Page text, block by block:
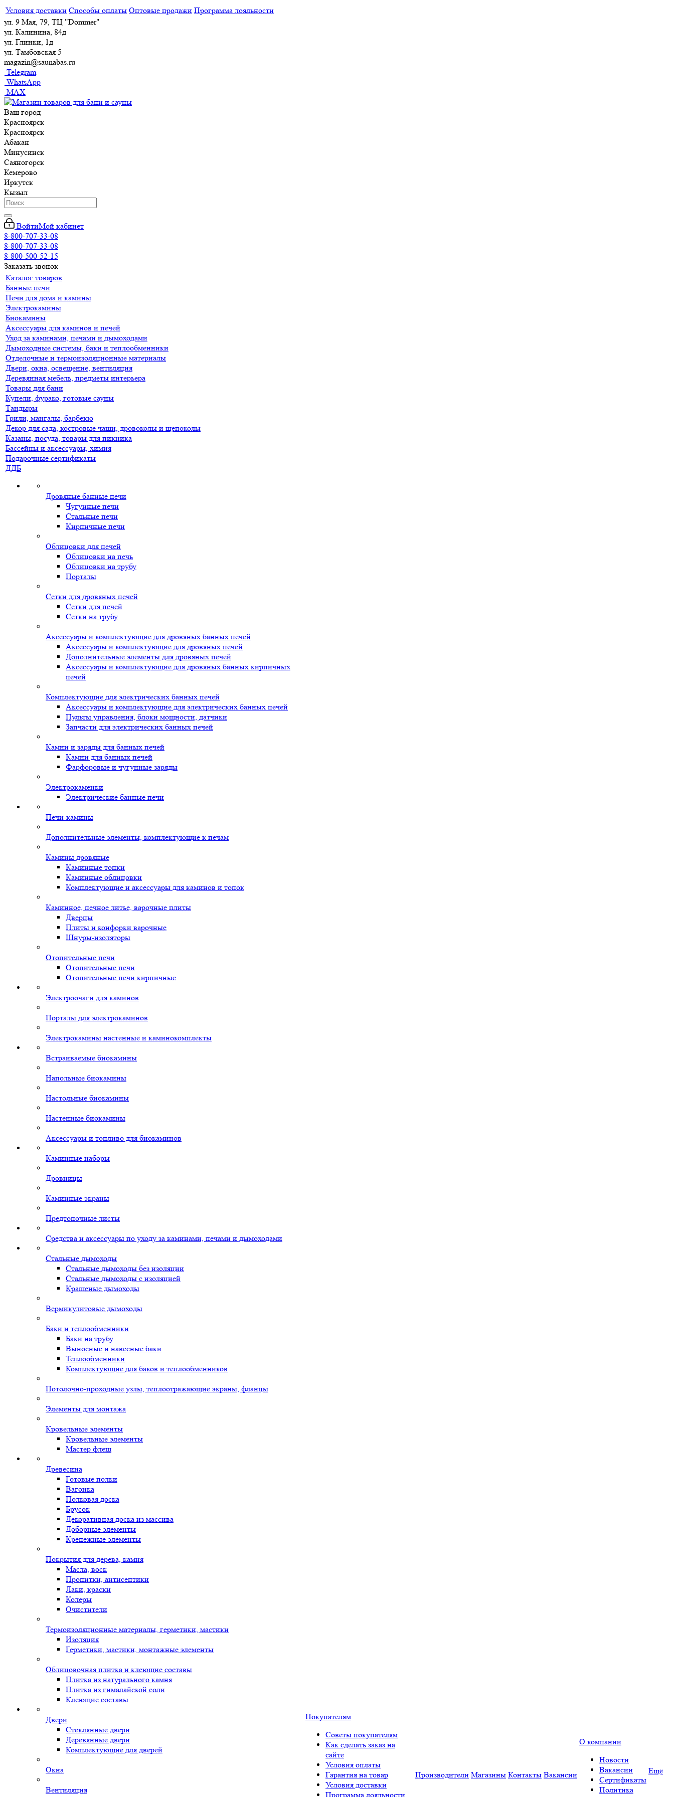
Условия доставки Способы оплаты Оптовые продажи Программа лояльности
ул. 9 Мая, 79, ТЦ "Dommer"
ул. Калинина, 84д
ул. Глинки, 1д
ул. Тамбовская 5
magazin@saunabas.ru
Telegram
WhatsApp
MAX
Ваш город
Красноярск
Красноярск
Абакан
Минусинск
Саяногорск
Кемерово
Иркутск
Кызыл
ВойтиМой кабинет
8-800-707-33-08
8-800-707-33-08
8-800-500-52-15
Заказать звонок
Каталог товаров
Банные печи
Печи для дома и камины
Электрокамины
Биокамины
Аксессуары для каминов и печей
Уход за каминами, печами и дымоходами
Дымоходные системы, баки и теплообменники
Отделочные и термоизоляционные материалы
Двери, окна, освещение, вентиляция
Деревянная мебель, предметы интерьера
Товары для бани
Купели, фурако, готовые сауны
Тандыры
Грили, мангалы, барбекю
Декор для сада, костровые чаши, дровоколы и щепоколы
Казаны, посуда, товары для пикника
Бассейны и аксессуары, химия
Подарочные сертификаты
ДДБ
Дровяные банные печи
Чугунные печи
Стальные печи
Кирпичные печи
Облицовки для печей
Облицовки на печь
Облицовки на трубу
Порталы
Сетки для дровяных печей
Сетки для печей
Сетки на трубу
Аксессуары и комплектующие для дровяных банных печей
Аксессуары и комплектующие для дровяных печей
Дополнительные элементы для дровяных печей
Аксессуары и комплектующие для дровяных банных кирпичных
печей
Комплектующие для электрических банных печей
Аксессуары и комплектующие для электрических банных печей
Пульты управления, блоки мощности, датчики
Запчасти для электрических банных печей
Камни и заряды для банных печей
Камни для банных печей
Фарфоровые и чугунные заряды
Электрокаменки
Электрические банные печи
Печи-камины
Дополнительные элементы, комплектующие к печам
Камины дровяные
Каминные топки
Каминные облицовки
Комплектующие и аксессуары для каминов и топок
Каминное, печное литье, варочные плиты
Дверцы
Плиты и конфорки варочные
Шнуры-изоляторы
Отопительные печи
Отопительные печи
Отопительные печи кирпичные
Электроочаги для каминов
Порталы для электрокаминов
Электрокамины настенные и каминокомплекты
Встраиваемые биокамины
Напольные биокамины
Настольные биокамины
Настенные биокамины
Аксессуары и топливо для биокаминов
Каминные наборы
Дровницы
Каминные экраны
Предтопочные листы
Средства и аксессуары по уходу за каминами, печами и дымоходами
Стальные дымоходы
Стальные дымоходы без изоляции
Стальные дымоходы с изоляцией
Крашеные дымоходы
Вермикулитовые дымоходы
Баки и теплообменники
Баки на трубу
Выносные и навесные баки
Теплообменники
Комплектующие для баков и теплообменников
Потолочно-проходные узлы, теплоотражающие экраны, фланцы
Элементы для монтажа
Кровельные элементы
Кровельные элементы
Мастер флеш
Древесина
Готовые полки
Вагонка
Полковая доска
Брусок
Декоративная доска из массива
Доборные элементы
Крепежные элементы
Покрытия для дерева, камня
Масла, воск
Пропитки, антисептики
Лаки, краски
Колеры
Очистители
Термоизоляционные материалы, герметики, мастики
Изоляция
Герметики, мастики, монтажные элементы
Облицовочная плитка и клеющие составы
Плитка из натурального камня
Плитка из гималайской соли
Клеющие составы
Двери
Стеклянные двери
Деревянные двери
Комплектующие для дверей
Окна
Вентиляция
Покупателям
Советы покупателям
Как сделать заказ на
сайте
Условия оплаты
Гарантия на товар
Условия доставки
Программа лояльности
Производители Магазины Контакты Вакансии
О компании
Новости
Вакансии
Сертификаты
Политика
Ещё